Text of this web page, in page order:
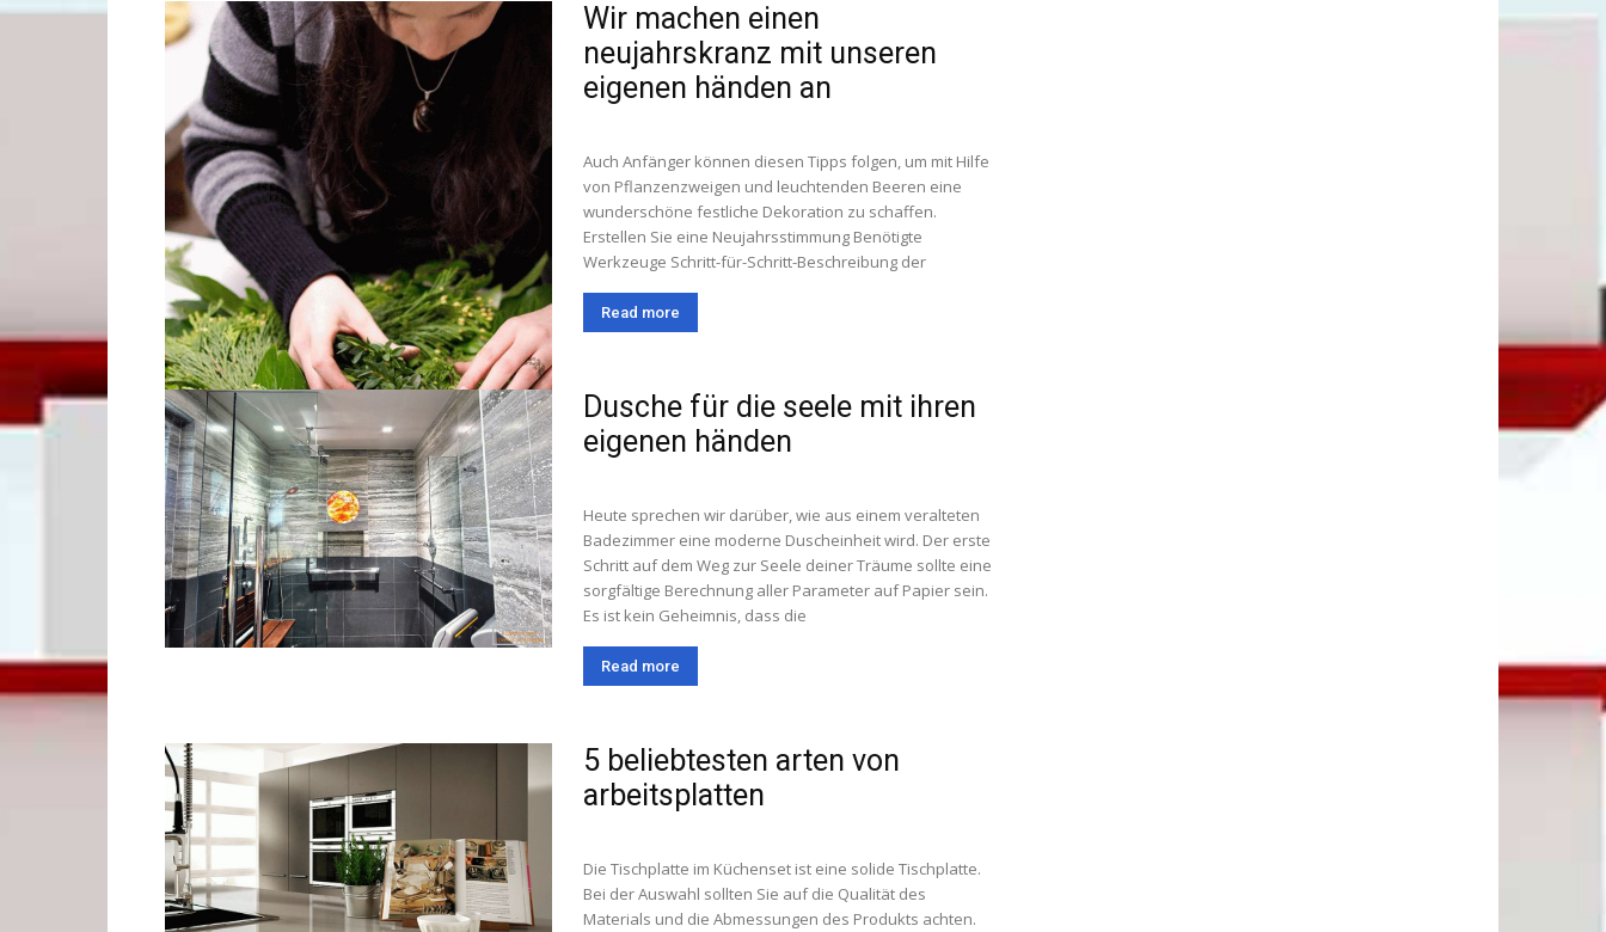
Wir machen einen
neujahrskranz mit unseren
eigenen händen an
Auch Anfänger können diesen Tipps folgen, um mit Hilfe
von Pflanzenzweigen und leuchtenden Beeren eine
wunderschöne festliche Dekoration zu schaffen.
Erstellen Sie eine Neujahrsstimmung Benötigte
Werkzeuge Schritt-für-Schritt-Beschreibung der
Read more
Dusche für die seele mit ihren
eigenen händen
Heute sprechen wir darüber, wie aus einem veralteten
Badezimmer eine moderne Duscheinheit wird. Der erste
Schritt auf dem Weg zur Seele deiner Träume sollte eine
sorgfältige Berechnung aller Parameter auf Papier sein.
Es ist kein Geheimnis, dass die
Read more
5 beliebtesten arten von
arbeitsplatten
Die Tischplatte im Küchenset ist eine solide Tischplatte.
Bei der Auswahl sollten Sie auf die Qualität des
Materials und die Abmessungen des Produkts achten.